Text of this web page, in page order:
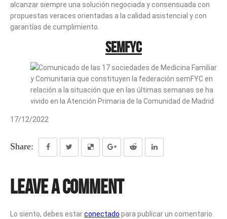
alcanzar siempre una solución negociada y consensuada con
propuestas veraces orientadas a la calidad asistencial y con
garantías de cumplimiento.
semFYC
17/12/2022
Share:
Leave a Comment
Lo siento, debes estarconectado para publicar un comentario.